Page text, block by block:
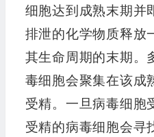
细胞达到成熟末期并
排泄的化学物质释放
其生命周期的末期。
毒细胞会聚集在该成
受精。一旦病毒细胞
受精的病毒细胞会寻